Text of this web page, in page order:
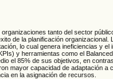
tanto del sector
de la planificación
lo cual genera ineficiencias y
y herramientas como el
el 85% de sus objetivos, en
mayor capacidad de adaptación
en la asignación de recursos.